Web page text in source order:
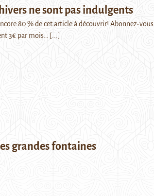
ne sont pas indulgents
80 % de cet article à découvrir! Abonnez-vous
3€ par mois…
[...]
grandes fontaines